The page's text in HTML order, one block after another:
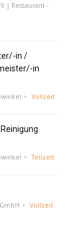
| Restaurant -
in /
in
Vollzeit
Teilzeit
Vollzeit